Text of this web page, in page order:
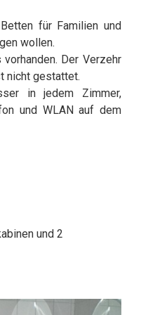
für Familien und
wollen.
Der Verzehr
nicht gestattet.
in jedem Zimmer,
und WLAN auf dem
und 2